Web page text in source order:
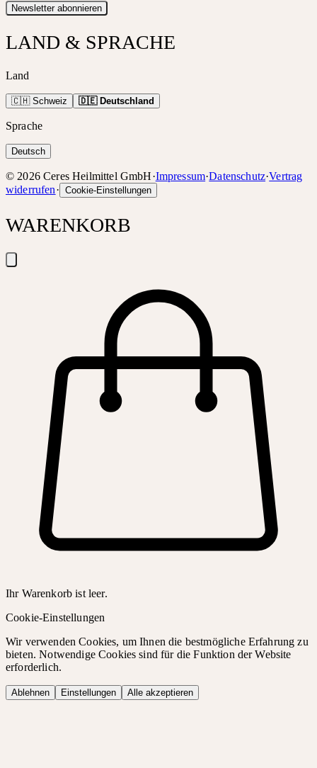
Newsletter abonnieren
LAND & SPRACHE
Land
🇨🇭 Schweiz 🇩🇪 Deutschland
Sprache
Deutsch
© 2026 Ceres Heilmittel GmbH·Impressum·Datenschutz·Vertrag
widerrufen· Cookie-Einstellungen
WARENKORB
Ihr Warenkorb ist leer.
Cookie-Einstellungen
Wir verwenden Cookies, um Ihnen die bestmögliche Erfahrung zu
bieten. Notwendige Cookies sind für die Funktion der Website
erforderlich.
Ablehnen Einstellungen Alle akzeptieren